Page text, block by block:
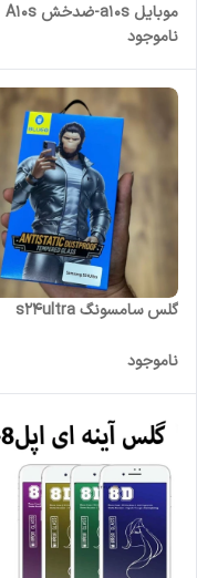
موبایل a10s-ضدخش A10s
ناموجود
گلس سامسونگ s24ultra
ناموجود